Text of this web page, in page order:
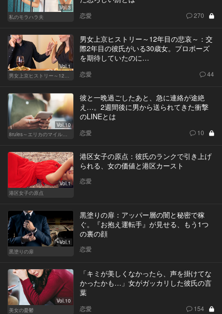
Vol.3
私のモラハラ夫
恋愛 270
Vol.1
男女上京ヒストリー～12年目の悲哀～：交
際2年目の彼氏がいる30歳女。プロポーズ
を期待していたのに…
恋愛 44
Vol.10
彼と一晩過ごしたあと、急に連絡が途絶
え…。2週間後に男から送られてきた衝撃
のLINEとは
恋愛 10
Vol.1
港区女子の原点
港区女子の原点：彼氏のランクで引き上げ
られる、女の価値と港区カースト
恋愛
Vol.1
黒塗りの扉
黒塗りの扉：アッパー層の闇と秘密で稼
ぐ。『お抱え運転手』が見せる、もう1つ
の裏の顔
恋愛
Vol.10
美女の憂鬱
「キミが美しくなかったら、声を掛けてな
かったかも…」女がガッカリした彼氏の言
葉
恋愛 154